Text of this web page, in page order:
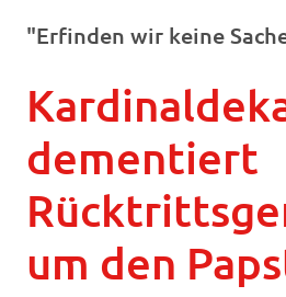
"Erfinden wir keine
dementiert
um den